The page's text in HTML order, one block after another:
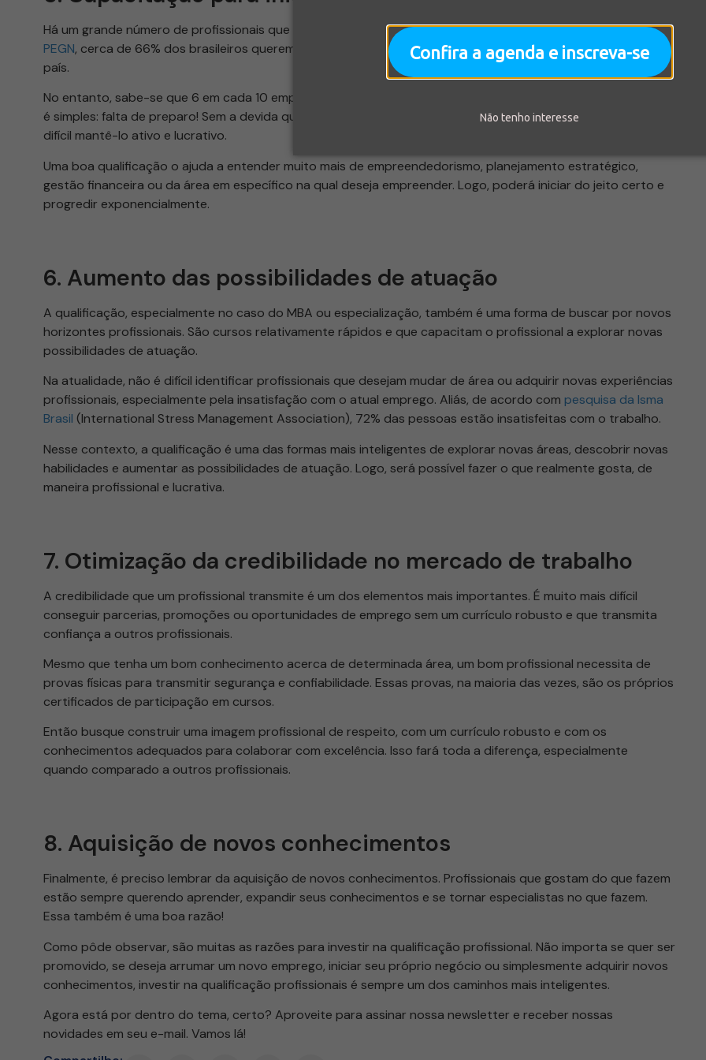
Confira a agenda e inscreva-se
Não tenho interesse
Há um grande número de profissionais que pensam em iniciar o próprio negócio. Segundo matéria darevista
PEGN, cerca de 66% dos brasileiros querem abrir seu próprio negócio, uma das poucas unanimidades no
país.
No entanto, sabe-se que 6 em cada 10 empresas fecham antes de completar
é simples: falta de preparo! Sem a devida qualificação, por mais que se inicie o próprio negócio, será muito
difícil mantê-lo ativo e lucrativo.
Uma boa qualificação o ajuda a entender muito mais de empreendedorismo, planejamento estratégico,
gestão financeira ou da área em específico na qual deseja empreender. Logo, poderá iniciar do jeito certo e
progredir exponencialmente.
6. Aumento das possibilidades de atuação
A qualificação, especialmente no caso do MBA ou especialização, também é uma forma de buscar por novos
horizontes profissionais. São cursos relativamente rápidos e que capacitam o profissional a explorar novas
possibilidades de atuação.
Na atualidade, não é difícil identificar profissionais que desejam mudar de área ou adquirir novas experiências
profissionais, especialmente pela insatisfação com o atual emprego. Aliás, de acordo com pesquisa da Isma
Brasil (International Stress Management Association), 72% das pessoas estão insatisfeitas com o trabalho.
Nesse contexto, a qualificação é uma das formas mais inteligentes de explorar novas áreas, descobrir novas
habilidades e aumentar as possibilidades de atuação. Logo, será possível fazer o que realmente gosta, de
maneira profissional e lucrativa.
7. Otimização da credibilidade no mercado de trabalho
A credibilidade que um profissional transmite é um dos elementos mais importantes. É muito mais difícil
conseguir parcerias, promoções ou oportunidades de emprego sem um currículo robusto e que transmita
confiança a outros profissionais.
Mesmo que tenha um bom conhecimento acerca de determinada área, um bom profissional necessita de
provas físicas para transmitir segurança e confiabilidade. Essas provas, na maioria das vezes, são os próprios
certificados de participação em cursos.
Então busque construir uma imagem profissional de respeito, com um currículo robusto e com os
conhecimentos adequados para colaborar com excelência. Isso fará toda a diferença, especialmente
quando comparado a outros profissionais.
8. Aquisição de novos conhecimentos
Finalmente, é preciso lembrar da aquisição de novos conhecimentos. Profissionais que gostam do que fazem
estão sempre querendo aprender, expandir seus conhecimentos e se tornar especialistas no que fazem.
Essa também é uma boa razão!
Como pôde observar, são muitas as razões para investir na qualificação profissional. Não importa se quer ser
promovido, se deseja arrumar um novo emprego, iniciar seu próprio negócio ou simplesmente adquirir novos
conhecimentos, investir na qualificação profissionais é sempre um dos caminhos mais inteligentes.
Agora está por dentro do tema, certo? Aproveite para assinar nossa newsletter e receber nossas
novidades em seu e-mail. Vamos lá!